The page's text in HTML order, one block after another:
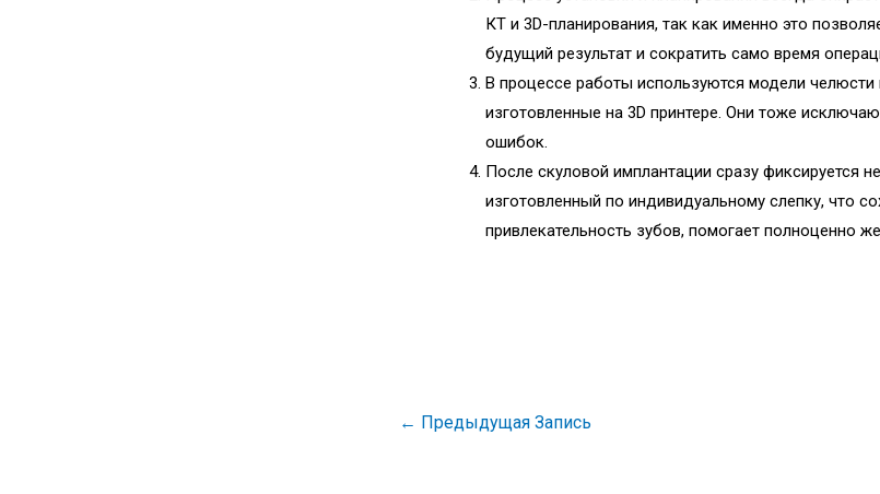
КТ и 3D-планирования, так как именно это
будущий результат и сократить само время
В процессе работы используются модели челюсти
изготовленные на 3D принтере. Они тоже
ошибок.
После скуловой имплантации сразу фиксируется
изготовленный по индивидуальному слепку, что
привлекательность зубов, помогает полноценно
← Предыдущая Запись